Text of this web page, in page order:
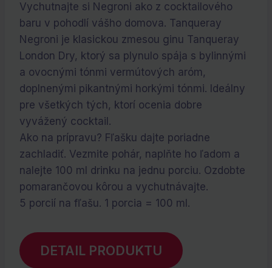
bola:
€16.30.
je:
€0.00.
Vychutnajte si Negroni ako z cocktailového
baru v pohodlí vášho domova. Tanqueray
Negroni je klasickou zmesou ginu Tanqueray
London Dry, ktorý sa plynulo spája s bylinnými
a ovocnými tónmi vermútových aróm,
doplnenými pikantnými horkými tónmi. Ideálny
pre všetkých tých, ktorí ocenia dobre
vyvážený cocktail.
Ako na prípravu? Fľašku dajte poriadne
zachladiť. Vezmite pohár, naplňte ho ľadom a
nalejte 100 ml drinku na jednu porciu. Ozdobte
pomarančovou kôrou a vychutnávajte.
5 porcií na fľašu. 1 porcia = 100 ml.
DETAIL PRODUKTU